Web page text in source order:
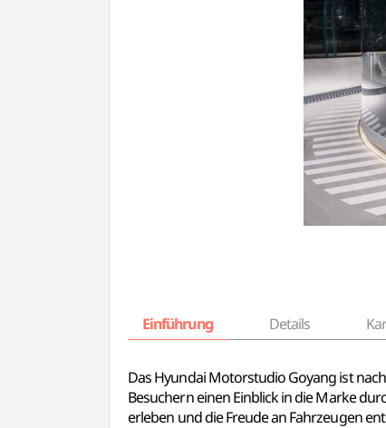
Einführung Details
Das Hyundai Motorstudio Goyang ist
Besuchern einen Einblick in die Marke
erleben und die Freude an Fahrzeugen